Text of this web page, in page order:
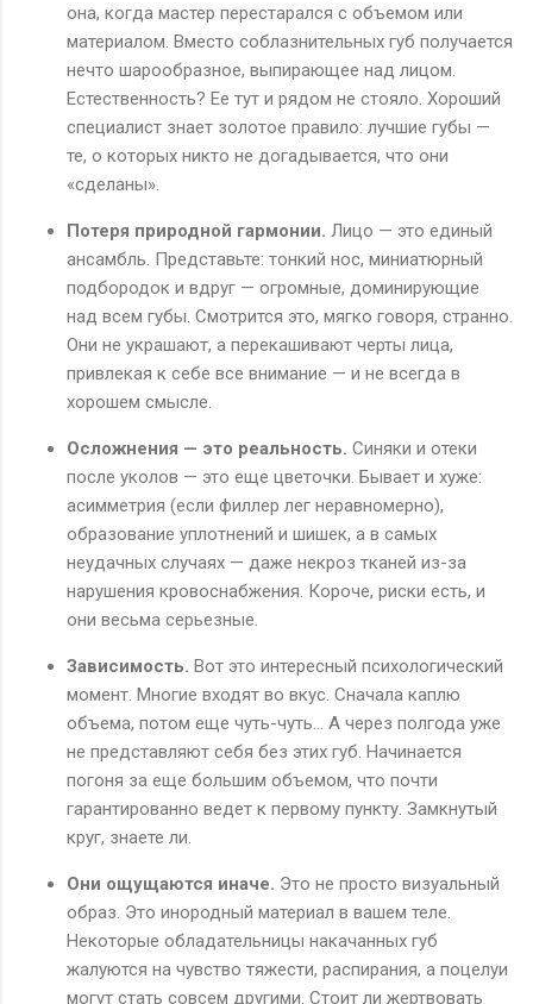
она, когда мастер перестарался с объемом или
материалом. Вместо соблазнительных губ получается
нечто шарообразное, выпирающее над лицом.
Естественность? Ее тут и рядом не стояло. Хороший
специалист знает золотое правило: лучшие губы —
те, о которых никто не догадывается, что они
«сделаны».
Потеря природной гармонии. Лицо — это единый
ансамбль. Представьте: тонкий нос, миниатюрный
подбородок и вдруг — огромные, доминирующие
над всем губы. Смотрится это, мягко говоря, странно.
Они не украшают, а перекашивают черты лица,
привлекая к себе все внимание — и не всегда в
хорошем смысле.
Осложнения — это реальность. Синяки и отеки
после уколов — это еще цветочки. Бывает и хуже:
асимметрия (если филлер лег неравномерно),
образование уплотнений и шишек, а в самых
неудачных случаях — даже некроз тканей из-за
нарушения кровоснабжения. Короче, риски есть, и
они весьма серьезные.
Зависимость. Вот это интересный психологический
момент. Многие входят во вкус. Сначала каплю
объема, потом еще чуть-чуть… А через полгода уже
не представляют себя без этих губ. Начинается
погоня за еще большим объемом, что почти
гарантированно ведет к первому пункту. Замкнутый
круг, знаете ли.
Они ощущаются иначе. Это не просто визуальный
образ. Это инородный материал в вашем теле.
Некоторые обладательницы накачанных губ
жалуются на чувство тяжести, распирания, а поцелуи
могут стать совсем другими. Стоит ли жертвовать